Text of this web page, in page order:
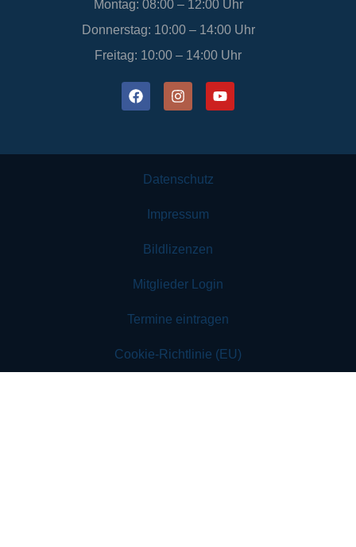
Montag: 08:00 – 12:00 Uhr
Donnerstag: 10:00 – 14:00 Uhr
Freitag: 10:00 – 14:00 Uhr
Datenschutz
Impressum
Bildlizenzen
Mitglieder Login
Termine eintragen
Cookie-Richtlinie (EU)